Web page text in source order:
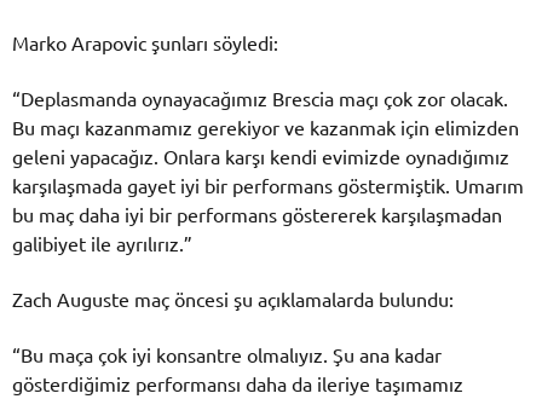
Marko Arapovic şunları söyledi:
“Deplasmanda oynayacağımız Brescia maçı çok zor olacak.
Bu maçı kazanmamız gerekiyor ve kazanmak için elimizden
geleni yapacağız. Onlara karşı kendi evimizde oynadığımız
karşılaşmada gayet iyi bir performans göstermiştik. Umarım
bu maç daha iyi bir performans göstererek karşılaşmadan
galibiyet ile ayrılırız.”
Zach Auguste maç öncesi şu açıklamalarda bulundu:
“Bu maça çok iyi konsantre olmalıyız. Şu ana kadar
gösterdiğimiz performansı daha da ileriye taşımamız